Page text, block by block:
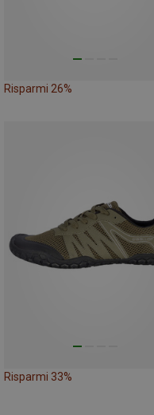
Risparmi 26%
Risparmi 33%